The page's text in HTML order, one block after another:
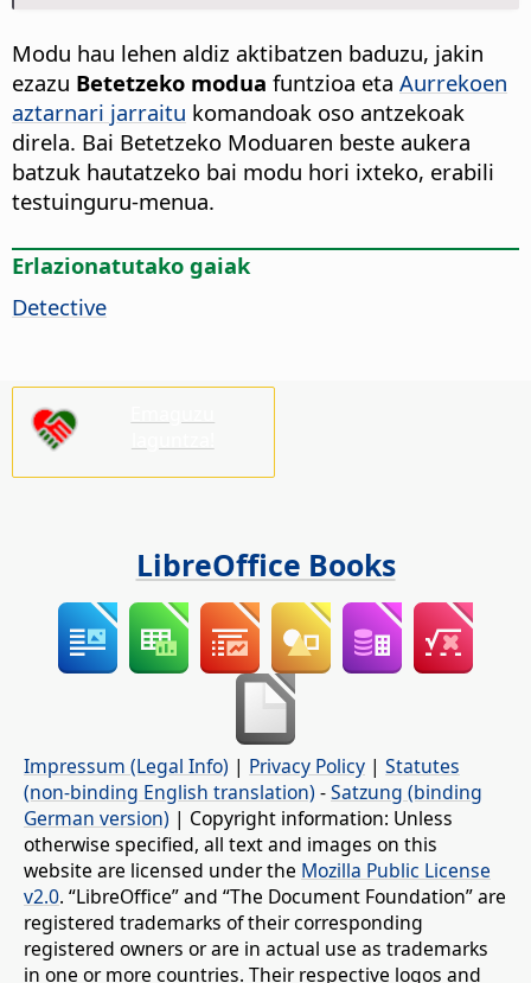
Modu hau lehen aldiz aktibatzen baduzu, jakin
ezazu Betetzeko modua funtzioa eta Aurrekoen
aztarnari jarraitu komandoak oso antzekoak
direla. Bai Betetzeko Moduaren beste aukera
batzuk hautatzeko bai modu hori ixteko, erabili
testuinguru-menua.
Erlazionatutako gaiak
Detective
LibreOffice Books
Impressum (Legal Info) | Privacy Policy | Statutes
(non-binding English translation) -Satzung (binding
German version) | Copyright information: Unless
otherwise specified, all text and images on this
website are licensed under the Mozilla Public License
v2.0. “LibreOffice” and “The Document Foundation” are
registered trademarks of their corresponding
registered owners or are in actual use as trademarks
in one or more countries. Their respective logos and